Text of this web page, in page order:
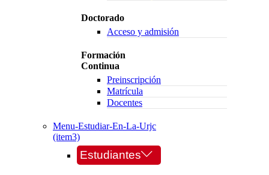
Doctorado
Acceso y admisión
Formación
Continua
Preinscripción
Matrícula
Docentes
Menu-Estudiar-En-La-Urjc
(item3)
Estudiantes